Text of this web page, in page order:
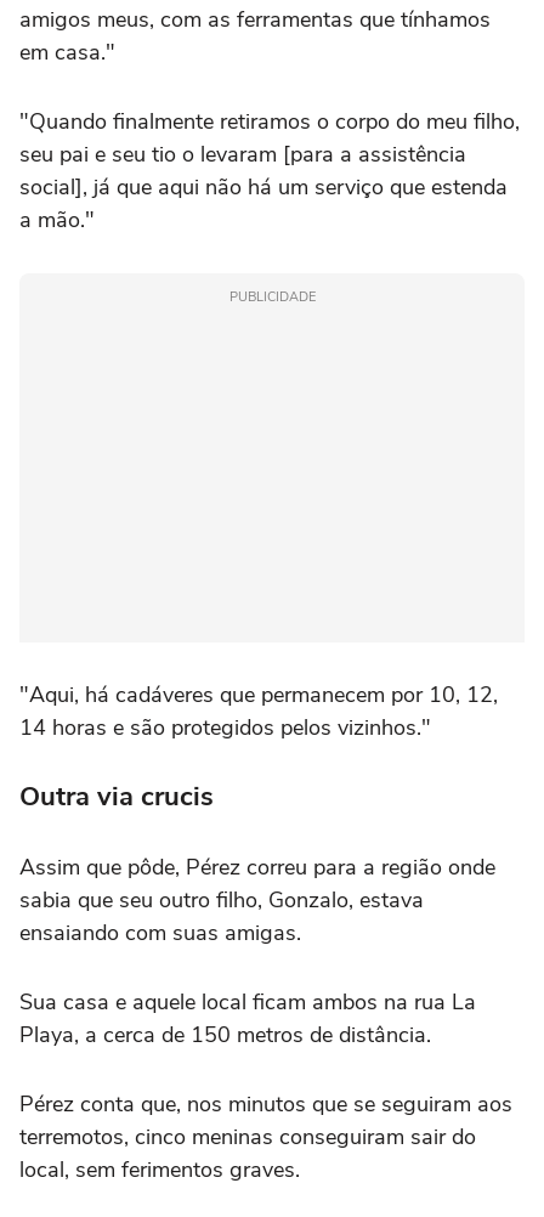
amigos meus, com as ferramentas que tínhamos
em casa."
"Quando finalmente retiramos o corpo do meu filho,
seu pai e seu tio o levaram [para a assistência
social], já que aqui não há um serviço que estenda
a mão."
PUBLICIDADE
"Aqui, há cadáveres que permanecem por 10, 12,
14 horas e são protegidos pelos vizinhos."
Outra via crucis
Assim que pôde, Pérez correu para a região onde
sabia que seu outro filho, Gonzalo, estava
ensaiando com suas amigas.
Sua casa e aquele local ficam ambos na rua La
Playa, a cerca de 150 metros de distância.
Pérez conta que, nos minutos que se seguiram aos
terremotos, cinco meninas conseguiram sair do
local, sem ferimentos graves.